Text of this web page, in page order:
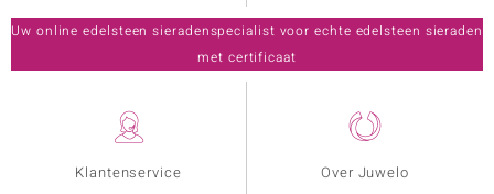
Klantenservice
Over Juwelo
Uw online edelsteen sieradenspecialist voor echte edelsteen sieraden
met certificaat